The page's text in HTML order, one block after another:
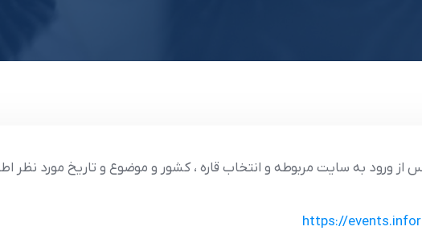
ورود به سايت مربوطه و انتخاب قاره ، کشور و موضوع و تاريخ مورد نظر
https://